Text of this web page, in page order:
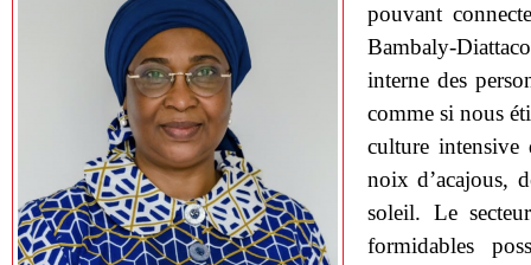
pouvant
Bambaly-
interne des
comme si nous
culture intensive
noix d’acajous,
soleil. Le
formidables